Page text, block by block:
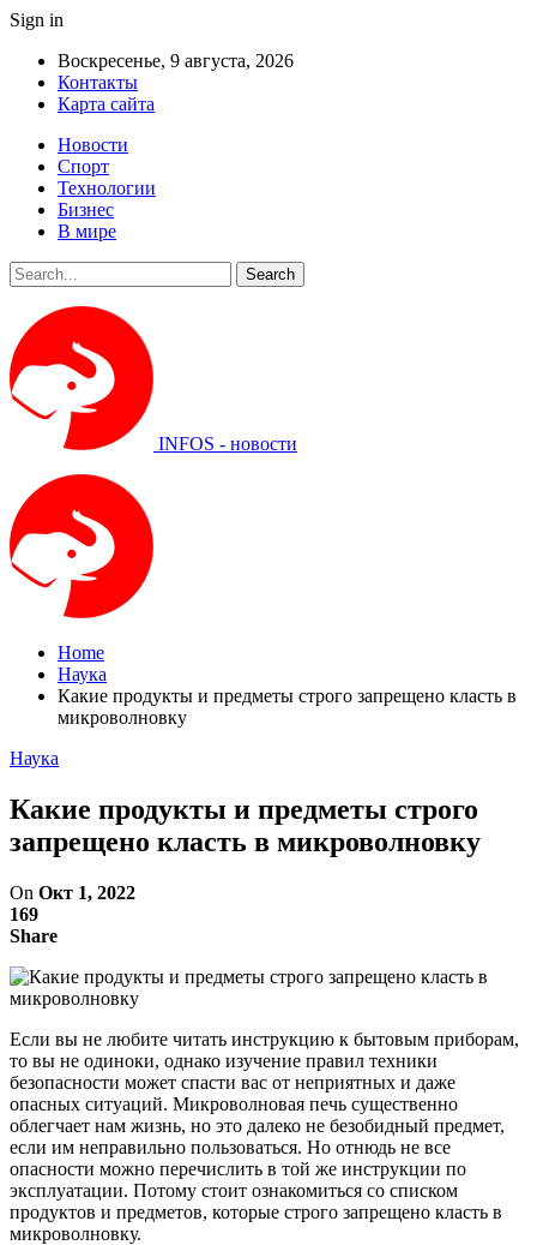
Sign in
Воскресенье, 9 августа, 2026
Контакты
Карта сайта
Новости
Спорт
Технологии
Бизнес
В мире
INFOS - новости
Home
Наука
Какие продукты и предметы строго запрещено класть в
микроволновку
Наука
Какие продукты и предметы строго
запрещено класть в микроволновку
On Окт 1, 2022
169
Share
Если вы не любите читать инструкцию к бытовым приборам,
то вы не одиноки, однако изучение правил техники
безопасности может спасти вас от неприятных и даже
опасных ситуаций. Микроволновая печь существенно
облегчает нам жизнь, но это далеко не безобидный предмет,
если им неправильно пользоваться. Но отнюдь не все
опасности можно перечислить в той же инструкции по
эксплуатации. Потому стоит ознакомиться со списком
продуктов и предметов, которые строго запрещено класть в
микроволновку.